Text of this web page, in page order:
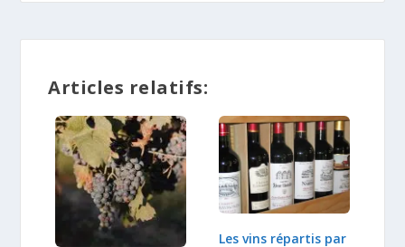
Articles relatifs:
Les vins répartis par